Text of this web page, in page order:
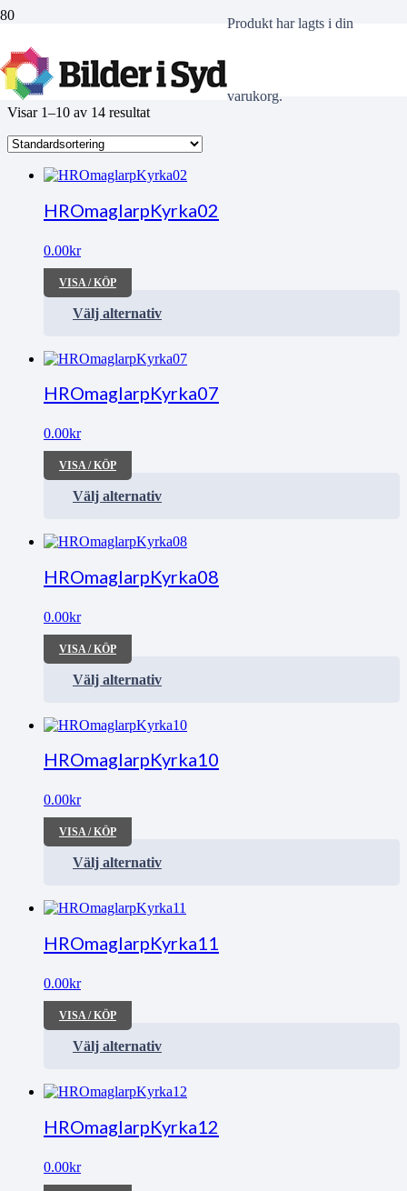
Produkthar lagts i din
varukorg.
Underhåll
Visar 1–10 av 14 resultat
HROmaglarpKyrka02
0.00kr
VISA / KÖP
Välj alternativ
HROmaglarpKyrka07
0.00kr
VISA / KÖP
Välj alternativ
HROmaglarpKyrka08
0.00kr
VISA / KÖP
Välj alternativ
HROmaglarpKyrka10
0.00kr
VISA / KÖP
Välj alternativ
HROmaglarpKyrka11
0.00kr
VISA / KÖP
Välj alternativ
HROmaglarpKyrka12
0.00kr